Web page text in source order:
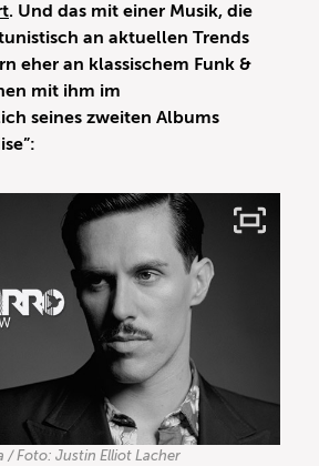
. Und das mit einer Musik, die
an aktuellen Trends
eher an klassischem Funk &
mit ihm im
seines zweiten Albums
/ Foto: Justin Elliot Lacher